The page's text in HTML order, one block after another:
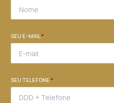
SEU E-MAIL*
SEU TELEFONE*